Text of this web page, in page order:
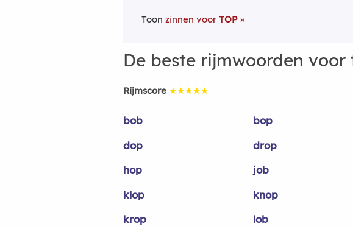
Toon zinnen voor TOP
De beste rijmwoorden voor
Rijmscore ★★★★★
bob bop
dop
drop
hop
job
klop
knop
krop
lob